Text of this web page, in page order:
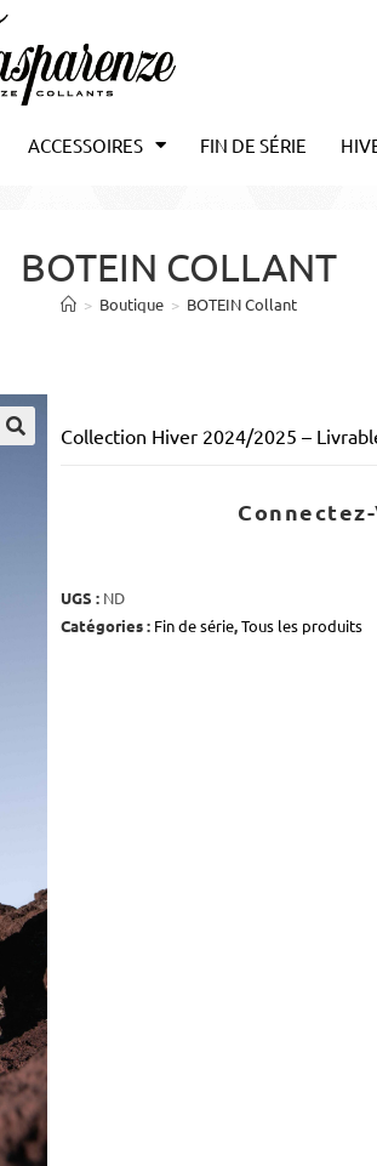
ACCESSOIRES FIN DE SÉRIE
BOTEIN COLLANT
> Boutique > BOTEIN Collant
Collection Hiver 2024/2025 –
UGS : ND
Catégories : Fin de série,Tous les produits